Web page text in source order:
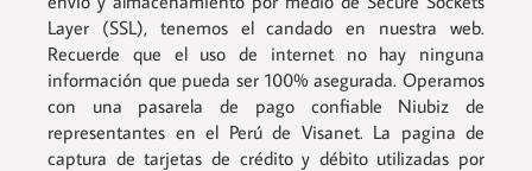
Layer (SSL), tenemos el candado en nuestra web.
Recuerde que el uso de internet no hay ninguna
información que pueda ser 100% asegurada. Operamos
con una pasarela de pago confiable Niubiz de
representantes en el Perú de Visanet. La pagina de
captura de tarjetas de crédito y débito utilizadas por